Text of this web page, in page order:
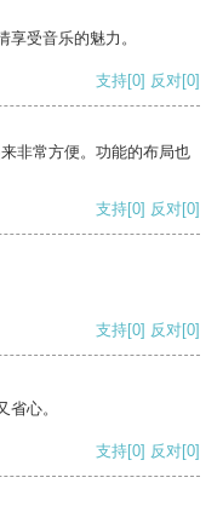
受音乐的魅力。
支持[0] 反对[0]
非常方便。功能的布局也
支持[0] 反对[0]
支持[0] 反对[0]
心。
支持[0] 反对[0]